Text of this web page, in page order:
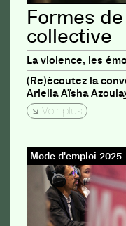
Formes
collective
La violence, les
(Re)écoutez la
Ariella Aïsha
Voir plus
Mode d'emploi 2025